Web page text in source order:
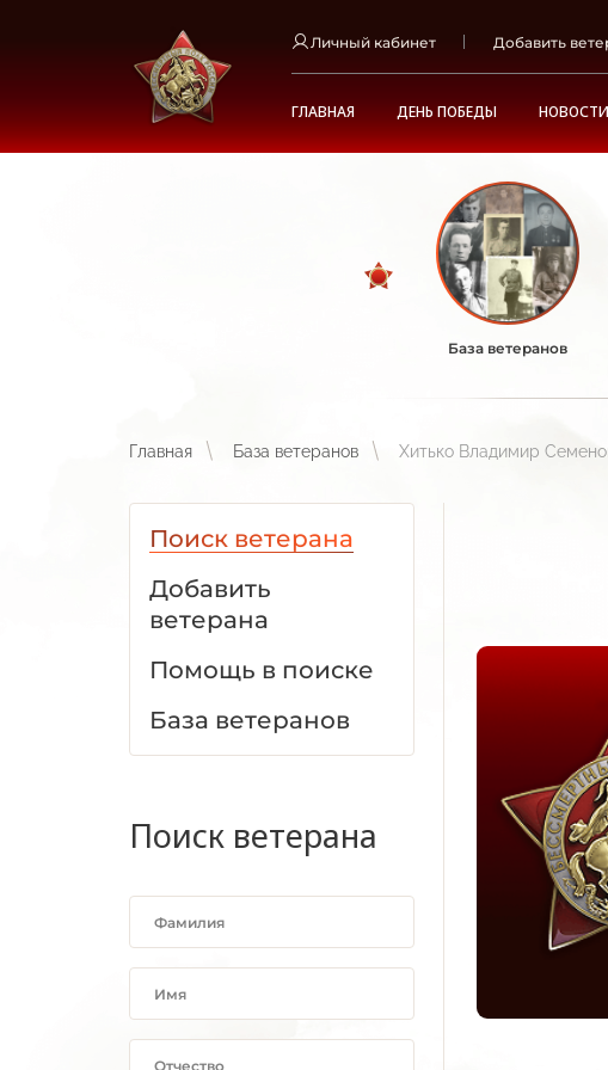
Личный кабинет Добавить
ГЛАВНАЯ ДЕНЬ ПОБЕДЫ НОВОСТИ
База ветеранов
Главная База ветеранов Хитько Владимир
Поиск ветерана
Добавить
ветерана
Помощь в поиске
База ветеранов
Поиск ветерана